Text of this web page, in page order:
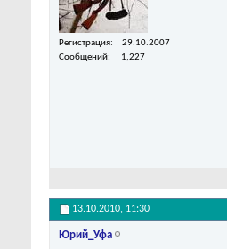
Регистрация
29.10.2007
Сообщений
1,227
13.10.2010, 11:30
Юрий_Уфа